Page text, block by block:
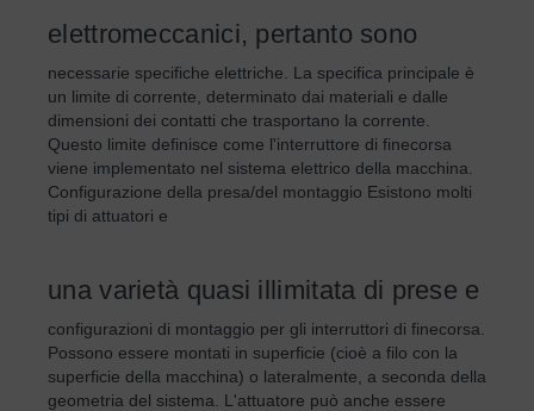
elettromeccanici, pertanto sono
necessarie specifiche elettriche. La specifica principale è
un limite di corrente, determinato dai materiali e dalle
dimensioni dei contatti che trasportano la corrente.
Questo limite definisce come l'interruttore di finecorsa
viene implementato nel sistema elettrico della macchina.
Configurazione della presa/del montaggio Esistono molti
tipi di attuatori e
una varietà quasi illimitata di prese e
configurazioni di montaggio per gli interruttori di finecorsa.
Possono essere montati in superficie (cioè a filo con la
superficie della macchina) o lateralmente, a seconda della
geometria del sistema. L'attuatore può anche essere